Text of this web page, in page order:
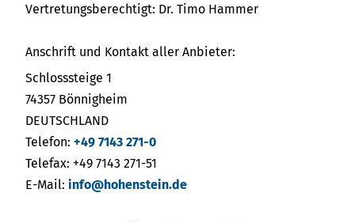
Vertretungsberechtigt: Dr. Timo Hammer
Anschrift und Kontakt aller Anbieter:
Schlosssteige 1
74357 Bönnigheim
DEUTSCHLAND
Telefon: +49 7143 271-0
Telefax: +49 7143 271-51
E-Mail: info@hohenstein.de